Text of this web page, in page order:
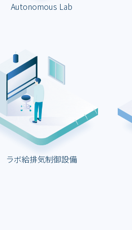
Autonomous Lab
ラボ給排気制御設備